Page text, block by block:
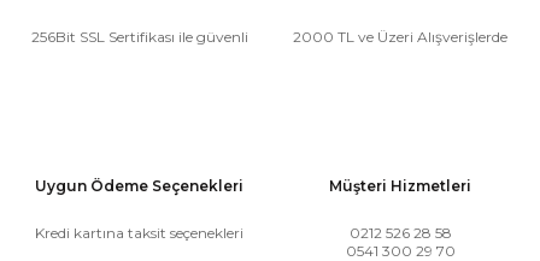
256Bit SSL Sertifikası ile güvenli 2000 TL ve Üzeri Alışverişlerde
Uygun Ödeme Seçenekleri
Kredi kartına taksit seçenekleri
Müşteri Hizmetleri
0212 526 28 58
0541 300 29 70